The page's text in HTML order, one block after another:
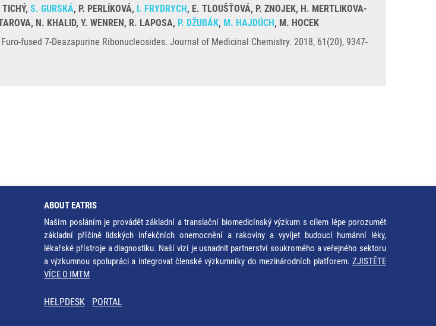
S. GURSKÁ, P. PERLÍKOVÁ, I. FRYDRYCH, E. TLOUŠŤOVÁ, P. ZNOJEK, H. MERTLIKOVA-
N. KHALID, Y. WENREN, R. LAPOSA, P. DŽUBÁK, M. HAJDÚCH, M. HOCEK
fused 7-Deazapurine Ribonucleosides. Journal of Medicinal Chemistry. 2018, 61(20), 9347-
ABOUT EATRIS
Naším posláním je provádět základní a translační biomedicínský výzkum s cílem lépe porozumět
základní příčině lidských infekčních onemocnění a rakoviny a vyvíjet budoucí humánní léky,
lékařské přístroje a diagnostiku. Naší vizí je usnadnit partnerství soukromého a veřejného sektoru
a výzkumnou spolupráci a integrovat členské výzkumníky do mezinárodních platforem. ZJISTĚTE
VÍCE O IMTM
HELPDESK PORTAL